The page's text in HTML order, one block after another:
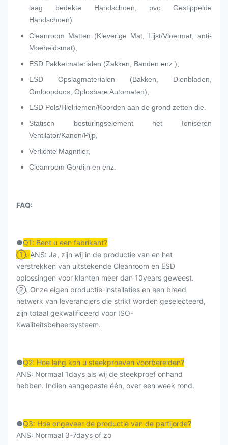
laag bedekte Handschoen, pvc Gestippelde
Handschoen)
Cleanroom Matten (Kleverige Mat, Lijst/Vloermat, anti-
Moeheidsmat),
ESD Pakketmaterialen (Zakken, Banden enz.),
ESD Opslagmaterialen (Bakken, Dienbladen,
Omloopdoos, Oplosbare Automaten),
ESD Pols/Hielriemen/Koorden aan de grond zetten die.
Statisch besturingselement het Ioniseren
Ventilator/Kanon/Pijp,
Verlichte Magnifier,
Cleanroom Gordijn en enz.
FAQ:
●Q1: Bent u een fabrikant?
①. ANS: Ja, zijn wij in de productie van en het
verstrekken van uitstekende Cleanroom en ESD
oplossingen voor klanten meer dan 10years geweest.
②. Onze eigen productie-installaties en een breed
netwerk van leveranciers die strikt worden geselecteerd,
zijn totaal gekwalificeerd voor ISO-
Kwaliteitsbeheersysteem.
●Q2: Hoe lang kon u steekproeven voorbereiden?
ANS: Normaal 1days als wij de steekproef onhand
hebben. Indien aangepaste één, over een week rond.
●Q3: Hoe ongeveer de productie van de partijorde?
ANS: Normaal 3-7days of zo